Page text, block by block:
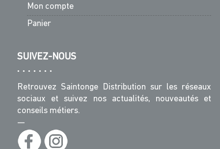
Mon compte
Panier
SUIVEZ-NOUS
Retrouvez Saintonge Distribution sur les réseaux
sociaux et suivez nos actualités, nouveautés et
conseils métiers.
—